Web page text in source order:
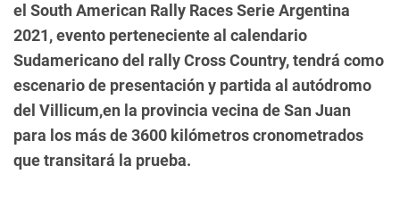
el South American Rally Races Serie Argentina
2021, evento perteneciente al calendario
Sudamericano del rally Cross Country, tendrá como
escenario de presentación y partida al autódromo
del Villicum,en la provincia vecina de San Juan
para los más de 3600 kilómetros cronometrados
que transitará la prueba.